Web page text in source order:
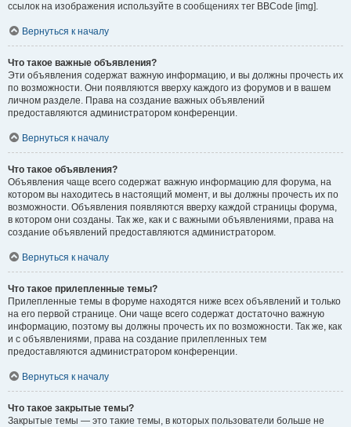
ссылок на изображения используйте в сообщениях тег BBCode [img].
Вернуться к началу
Что такое важные объявления?
Эти объявления содержат важную информацию, и вы должны прочесть их
по возможности. Они появляются вверху каждого из форумов и в вашем
личном разделе. Права на создание важных объявлений
предоставляются администратором конференции.
Вернуться к началу
Что такое объявления?
Объявления чаще всего содержат важную информацию для форума, на
котором вы находитесь в настоящий момент, и вы должны прочесть их по
возможности. Объявления появляются вверху каждой страницы форума,
в котором они созданы. Так же, как и с важными объявлениями, права на
создание объявлений предоставляются администратором.
Вернуться к началу
Что такое прилепленные темы?
Прилепленные темы в форуме находятся ниже всех объявлений и только
на его первой странице. Они чаще всего содержат достаточно важную
информацию, поэтому вы должны прочесть их по возможности. Так же, как
и с объявлениями, права на создание прилепленных тем
предоставляются администратором конференции.
Вернуться к началу
Что такое закрытые темы?
Закрытые темы — это такие темы, в которых пользователи больше не